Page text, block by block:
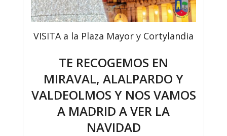
VISITA a la Plaza Mayor y Cortylandia
TE RECOGEMOS EN
MIRAVAL, ALALPARDO Y
VALDEOLMOS Y NOS VAMOS
A MADRID A VER LA
NAVIDAD